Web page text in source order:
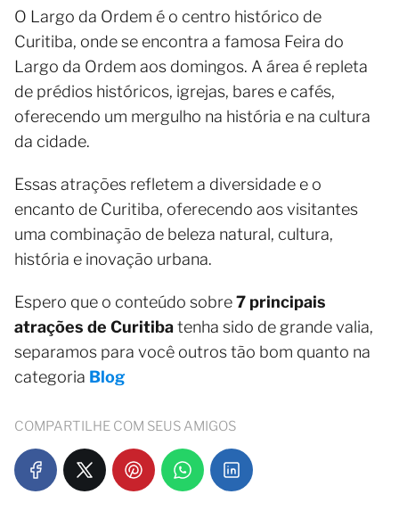
O Largo da Ordem é o centro histórico de
Curitiba, onde se encontra a famosa Feira do
Largo da Ordem aos domingos. A área é repleta
de prédios históricos, igrejas, bares e cafés,
oferecendo um mergulho na história e na cultura
da cidade.
Essas atrações refletem a diversidade e o
encanto de Curitiba, oferecendo aos visitantes
uma combinação de beleza natural, cultura,
história e inovação urbana.
Espero que o conteúdo sobre7 principais
atrações de Curitibatenha sido de grande valia,
separamos para você outros tão bom quanto na
categoria Blog
COMPARTILHE COM SEUS AMIGOS